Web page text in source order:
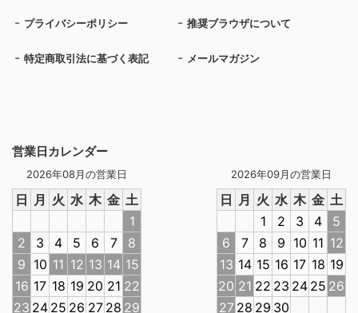
営業日カレンダー
2026年08月の営業日
日 月 火 水 木 金 土
1
2
3 4 5 6 7
8
9 10 11 12 13 14 15
16 17 18 19 20 21 22
23 24 25 26 27 28 29
2026年09月の営業日
日 月 火 水 木 金 土
1
2 3 4
5
6
7 8 9 10 11 12
13 14 15 16 17 18 19
20 21 22 23 24 25 26
27 28 29 30
プライバシーポリシー 推奨ブラウザについて
特定商取引法に基づく表記 メールマガジン